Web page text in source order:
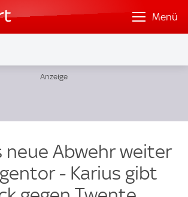
Menü
neue Abwehr weiter
- Karius gibt